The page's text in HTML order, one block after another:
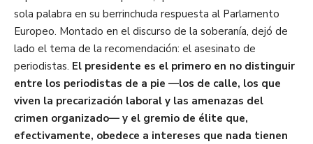
sola palabra en su berrinchuda respuesta al Parlamento
Europeo. Montado en el discurso de la soberanía, dejó de
lado el tema de la recomendación: el asesinato de
periodistas. El presidente es el primero en no distinguir
entre los periodistas de a pie —los de calle, los que
viven la precarización laboral y las amenazas del
crimen organizado— y el gremio de élite que,
efectivamente, obedece a intereses que nada tienen